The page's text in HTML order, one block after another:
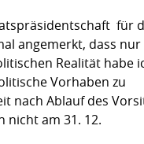
für
angemerkt, dass
Realität habe
Vorhaben zu
nach Ablauf des
nicht am 31. 12.